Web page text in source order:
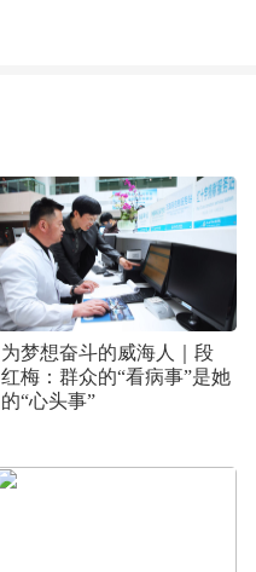
为梦想奋斗的威海人｜段
红梅：群众的“看病事”是她
的“心头事”